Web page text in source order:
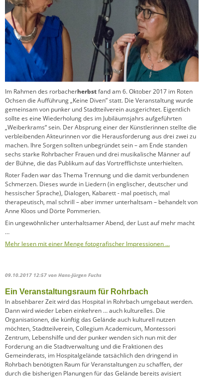
Im Rahmen des rorbacherherbstfand am 6. Oktober 2017 im Roten
Ochsen die Aufführung „Keine Diven” statt. Die Veranstaltung wurde
gemeinsam von punker und Stadtteilverein ausgerichtet. Eigentlich
sollte es eine Wiederholung des im Jubiläumsjahrs aufgeführten
„Weiberkrams“ sein. Der Absprung einer der Künstlerinnen stellte die
verbleibenden Akteurinnen vor die Herausforderung aus drei zwei zu
machen. Ihre Sorgen sollten unbegründet sein – am Ende standen
sechs starke Rohrbacher Frauen und drei musikalische Männer auf
der Bühne, die das Publikum auf das Vortrefflichste unterhielten.
Roter Faden war das Thema Trennung und die damit verbundenen
Schmerzen. Dieses wurde in Liedern (in englischer, deutscher und
hessischer Sprache), Dialogen, Kabarett - mal poetisch, mal
therapeutisch, mal schrill – aber immer unterhaltsam – behandelt von
Anne Kloos und Dörte Pommerien.
Ein ungewöhnlicher unterhaltsamer Abend, der Lust auf mehr macht
…
Mehr lesen mit einer Menge fotografischer Impressionen …
09.10.2017 12:57 von Hans-Jürgen Fuchs
Ein Veranstaltungsraum für Rohrbach
In absehbarer Zeit wird das Hospital in Rohrbach umgebaut werden.
Dann wird wieder Leben einkehren … auch kulturelles. Die
Organisationen, die künftig das Gelände auch kulturell nutzen
möchten, Stadtteilverein, Collegium Academicum, Montessori
Zentrum, Lebenshilfe und der punker wenden sich nun mit der
Forderung an die Stadtverwaltung und die Fraktionen des
Gemeinderats, im Hospitalgelände tatsächlich den dringend in
Rohrbach benötigten Raum für Veranstaltungen zu schaffen, der
durch die bisherigen Planungen für das Gelände bereits avisiert